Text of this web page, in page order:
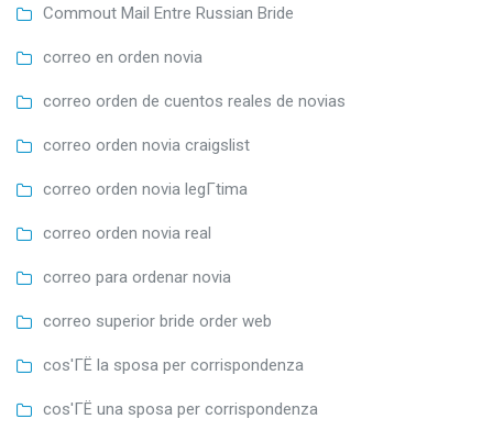
Commout Mail Entre Russian Bride
correo en orden novia
correo orden de cuentos reales de novias
correo orden novia craigslist
correo orden novia legГ­tima
correo orden novia real
correo para ordenar novia
correo superior bride order web
cos'ГЁ la sposa per corrispondenza
cos'ГЁ una sposa per corrispondenza